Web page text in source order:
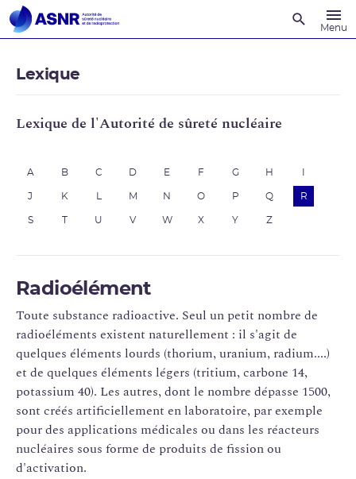
Menu
Lexique
Lexique de l'Autorité de sûreté nucléaire
A B C D E F G H
J K M N O P Q R
S U V W X Y Z
Radioélément
Toute substance radioactive. Seul un petit nombre de
radioéléments existent naturellement : il s'agit de
quelques éléments lourds (thorium, uranium, radium....)
et de quelques éléments légers (tritium, carbone 14,
potassium 40). Les autres, dont le nombre dépasse 1500,
sont créés artificiellement en laboratoire, par exemple
pour des applications médicales ou dans les réacteurs
nucléaires sous forme de produits de fission ou
d'activation.